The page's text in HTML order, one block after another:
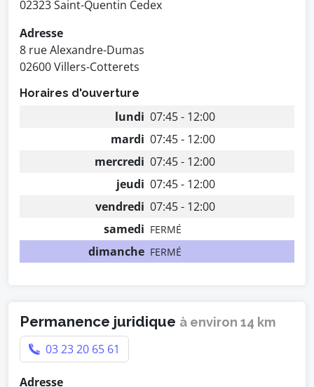
02323 Saint-Quentin Cedex
Adresse
8 rue Alexandre-Dumas
02600 Villers-Cotterets
Horaires d'ouverture
lundi 07:45 - 12:00
mardi 07:45 - 12:00
mercredi 07:45 - 12:00
jeudi 07:45 - 12:00
vendredi 07:45 - 12:00
samedi FERMÉ
dimanche FERMÉ
Permanence juridique à environ 14 km
03 23 20 65 61
Adresse